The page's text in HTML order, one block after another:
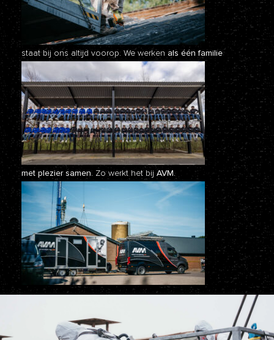
staat bij ons altijd voorop. We werken als één familie
met plezier samen. Zo werkt het bij AVM.